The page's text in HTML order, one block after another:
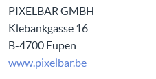
PIXELBAR GMBH
Klebankgasse 16
B-4700 Eupen
www.pixelbar.be